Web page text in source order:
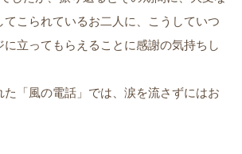
てこられているお二人に、こうしていつ
に立ってもらえることに感謝の気持ちし
た「風の電話」では、涙を流さずにはお